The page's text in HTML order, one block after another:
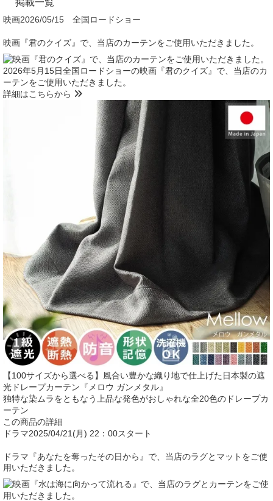
掲載一覧
映画2026/05/15 全国ロードショー
映画『君のクイズ』で、当店のカーテンをご使用いただきました。
2026年5月15日全国ロードショーの映画『君のクイズ』で、当店のカ
ーテンをご使用いただきました。
詳細はこちらから
【100サイズから選べる】風合い豊かな織り地で仕上げた日本製の遮
光ドレープカーテン『メロウ ガンメタル』
独特な染ムラをともなう上品な発色がおしゃれな全20色のドレープカ
ーテン
この商品の詳細
ドラマ2025/04/21(月) 22：00スタート
ドラマ『あなたを奪ったその日から』で、当店のラグとマットをご使
用いただきました。